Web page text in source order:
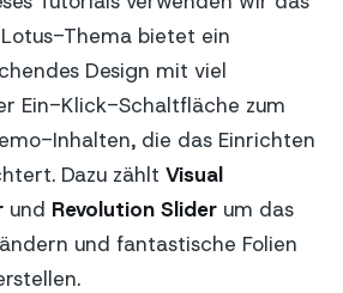
Lotus-Thema bietet ein
Design mit viel
Ein-Klick-Schaltfläche zum
Inhalten, die das Einrichten
Dazu zählt Visual
und Revolution Slider um das
und fantastische Folien